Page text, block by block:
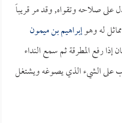
على صلاحه وتقواه, وقد مر قريباً
له وهوإبراهيم بن ميمون
إذا رفع المطرقة ثم سمع النداء
على الشيء الذي يصوغه ويشتغل